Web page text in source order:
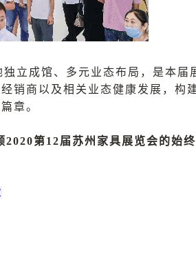
立成馆、多元业态布局，是本届
销商以及相关业态健康发展，构
章。
第12届苏州家具展览会的始终